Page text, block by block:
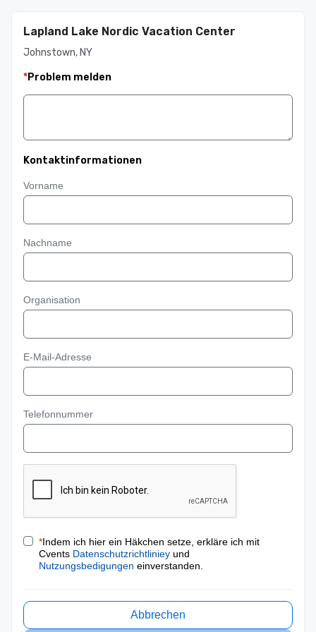
Lapland Lake Nordic Vacation Center
Johnstown, NY
*Problem melden
Kontaktinformationen
Vorname
Nachname
Organisation
E-Mail-Adresse
Telefonnummer
*Indem ich hier ein Häkchen setze, erkläre ich mit
Cvents Datenschutzrichtliniey und
Nutzungsbedigungen einverstanden.
Abbrechen